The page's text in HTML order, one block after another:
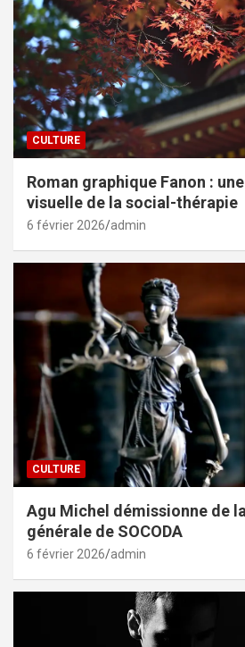
CULTURE
Roman graphique Fanon :
visuelle de la social-thérapie
6 février 2026 admin
CULTURE
Agu Michel démissionne de
générale de SOCODA
6 février 2026 admin